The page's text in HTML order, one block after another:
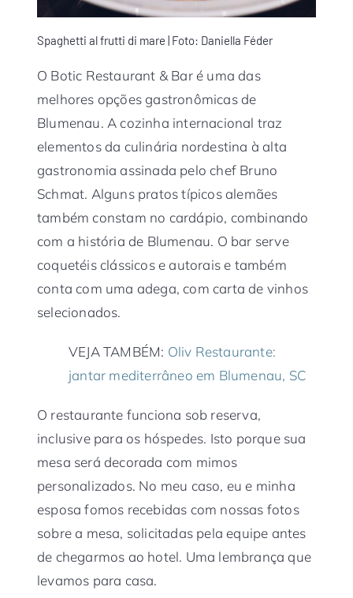
Spaghetti al frutti di mare | Foto: Daniella Féder
O Botic Restaurant & Bar é uma das
melhores opções gastronômicas de
Blumenau. A cozinha internacional traz
elementos da culinária nordestina à alta
gastronomia assinada pelo chef Bruno
Schmat. Alguns pratos típicos alemães
também constam no cardápio, combinando
com a história de Blumenau. O bar serve
coquetéis clássicos e autorais e também
conta com uma adega, com carta de vinhos
selecionados.
VEJA TAMBÉM: Oliv Restaurante:
jantar mediterrâneo em Blumenau, SC
O restaurante funciona sob reserva,
inclusive para os hóspedes. Isto porque sua
mesa será decorada com mimos
personalizados. No meu caso, eu e minha
esposa fomos recebidas com nossas fotos
sobre a mesa, solicitadas pela equipe antes
de chegarmos ao hotel. Uma lembrança que
levamos para casa.